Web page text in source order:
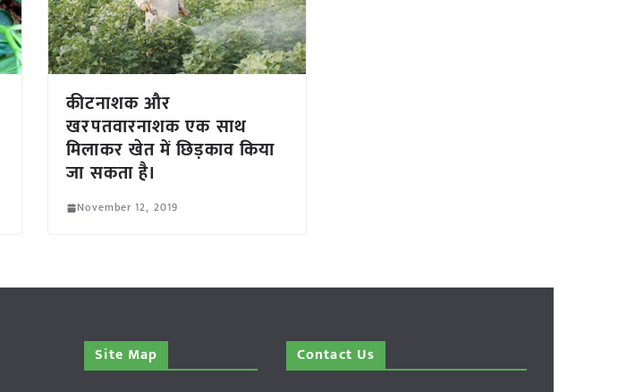
कीटनाशक और
खरपतवारनाशक एक साथ
मिलाकर खेत में छिड़काव किया
जा सकता है।
November 12, 2019
Site Map Contact Us